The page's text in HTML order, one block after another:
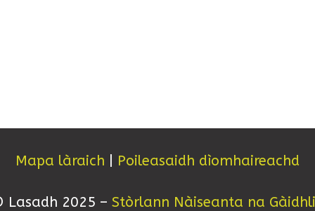
Mapa làraich Poileasaidh dìomhaireachd
Lasadh 2025 – Stòrlann Nàiseanta na